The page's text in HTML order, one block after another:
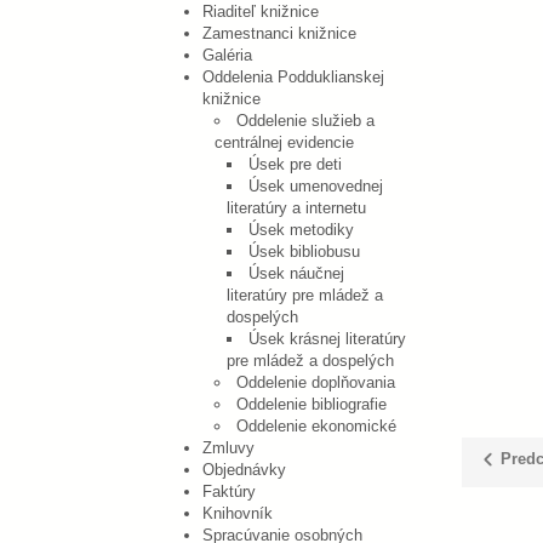
Riaditeľ knižnice
Zamestnanci knižnice
Galéria
Oddelenia Podduklianskej
knižnice
Oddelenie služieb a
centrálnej evidencie
Úsek pre deti
Úsek umenovednej
literatúry a internetu
Úsek metodiky
Úsek bibliobusu
Úsek náučnej
literatúry pre mládež a
dospelých
Úsek krásnej literatúry
pre mládež a dospelých
Oddelenie doplňovania
Oddelenie bibliografie
Oddelenie ekonomické
Zmluvy
Objednávky
Faktúry
Knihovník
Spracúvanie osobných